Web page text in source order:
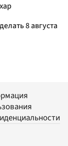
8 августа